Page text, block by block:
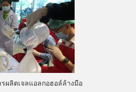
ผลิตเจลแอลกอฮอล์ล้างมือ